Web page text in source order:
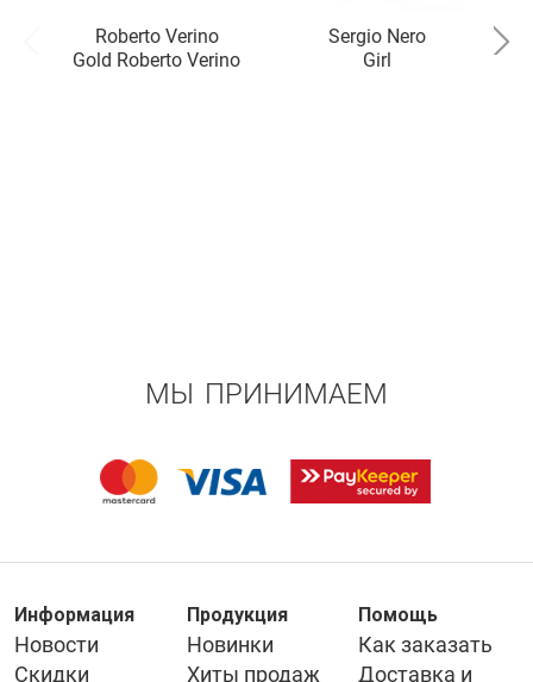
Roberto Verino
Gold Roberto Verino
Sergio Nero
Girl
МЫ ПРИНИМАЕМ
Информация
Новости
Скидки
Продукция
Новинки
Хиты продаж
Помощь
Как заказать
Доставка и